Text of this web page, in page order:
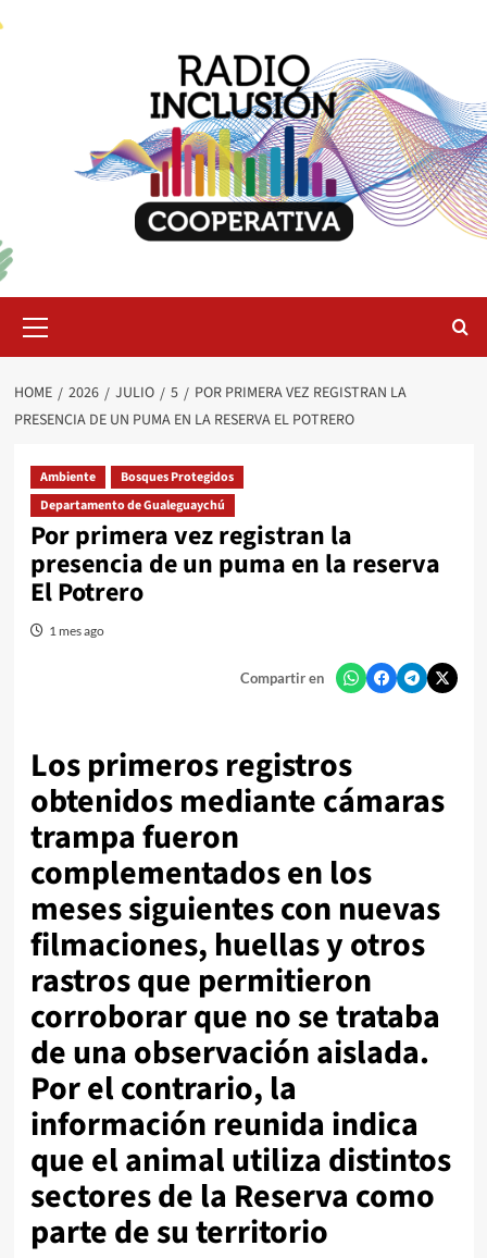
Menu
HOME 2026 JULIO 5
POR PRIMERA VEZ REGISTRAN LA
PRESENCIA DE UN PUMA EN LA RESERVA EL POTRERO
Ambiente
Bosques Protegidos
Departamento de Gualeguaychú
Por primera vez registran la
presencia de un puma en la reserva
El Potrero
1 mes ago
Compartir en
Los primeros registros
obtenidos mediante cámaras
trampa fueron
complementados en los
meses siguientes con nuevas
filmaciones, huellas y otros
rastros que permitieron
corroborar que no se trataba
de una observación aislada.
Por el contrario, la
información reunida indica
que el animal utiliza distintos
sectores de la Reserva como
parte de su territorio